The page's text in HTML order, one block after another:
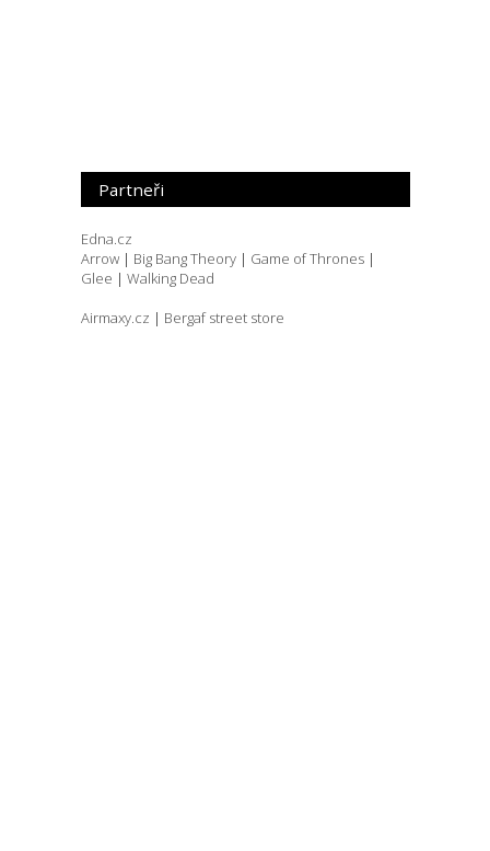
Partneři
Edna.cz
Arrow | Big Bang Theory | Game of Thrones |
Glee | Walking Dead
Airmaxy.cz | Bergaf street store